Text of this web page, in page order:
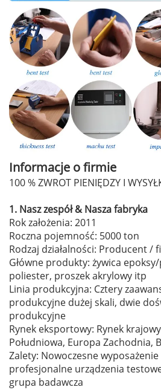
Informacje o firmie
100 % ZWROT PIENIĘDZY I
1. Nasz zespół & Nasza fabryka
Rok założenia: 2011
Roczna pojemność: 5000 ton
Rodzaj działalności: Producent /
Główne produkty: żywica
poliester, proszek akrylowy itp
Linia produkcyjna: Cztery
produkcyjne dużej skali, dwie
produkcyjne
Rynek eksportowy: Rynek
Południowa, Europa Zachodnia,
Zalety: Nowoczesne
profesjonalne urządzenia
grupa badawcza